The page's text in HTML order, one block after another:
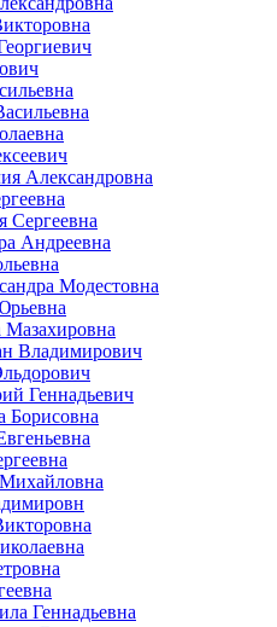
Александровна
Сергеевна
Андреевна
Модестовна
Мазахировна
Владимирович
Геннадьевич
Борисовна
Геннадьевна